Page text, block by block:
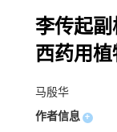
李传起副
西药用
马殷华
作者信息 +